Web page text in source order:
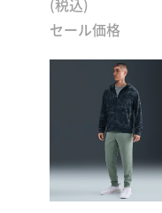
(税込)
セール価格